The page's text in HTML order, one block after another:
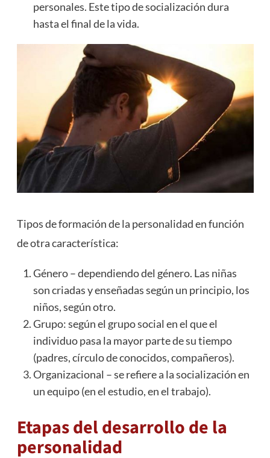
personales. Este tipo de socialización dura
hasta el final de la vida.
Tipos de formación de la personalidad en función
de otra característica:
Género – dependiendo del género. Las niñas
son criadas y enseñadas según un principio, los
niños, según otro.
Grupo: según el grupo social en el que el
individuo pasa la mayor parte de su tiempo
(padres, círculo de conocidos, compañeros).
Organizacional – se refiere a la socialización en
un equipo (en el estudio, en el trabajo).
Etapas del desarrollo de la
personalidad